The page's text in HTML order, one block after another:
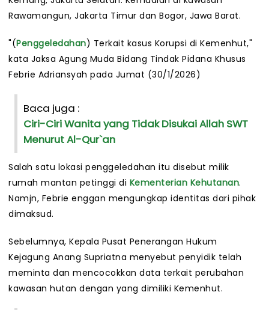
Rawamangun, Jakarta Timur dan Bogor, Jawa Barat.
"(Penggeledahan) Terkait kasus Korupsi di Kemenhut,"
kata Jaksa Agung Muda Bidang Tindak Pidana Khusus
Febrie Adriansyah pada Jumat (30/1/2026)
Baca juga :
Ciri-Ciri Wanita yang Tidak Disukai Allah SWT
Menurut Al-Qur`an
Salah satu lokasi penggeledahan itu disebut milik
rumah mantan petinggi di Kementerian Kehutanan.
Namjn, Febrie enggan mengungkap identitas dari pihak
dimaksud.
Sebelumnya, Kepala Pusat Penerangan Hukum
Kejagung Anang Supriatna menyebut penyidik telah
meminta dan mencocokkan data terkait perubahan
kawasan hutan dengan yang dimiliki Kemenhut.